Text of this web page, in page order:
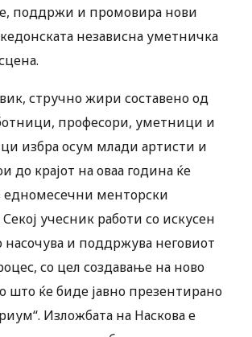
поддржи и промовира нови
независна уметничка
стручно жири составено од
професори, уметници и
избра осум млади артисти и
до крајот на оваа година ќе
менторски
учесник работи со искусен
насочува и поддржува неговиот
со цел создавање на ново
што ќе биде јавно презентирано
Изложбата на Наскова е